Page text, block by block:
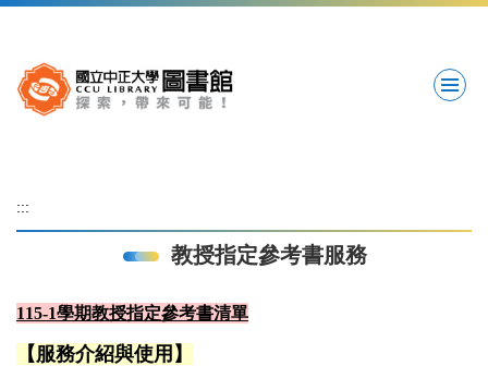
要
內
:::
教授指定參考書服務
115-1學期教授指定參考書清單
【服務介紹與使用】